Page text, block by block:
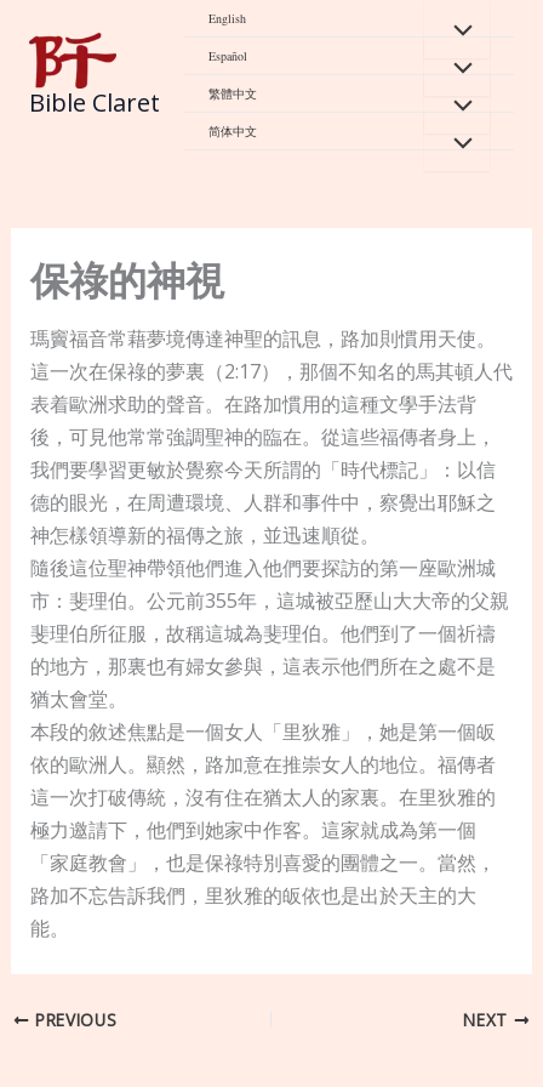
content
Bible Claret
English
Español
繁體中文
简体中文
保祿的神視
瑪竇福音常藉夢境傳達神聖的訊息，路加則慣用天使。
這一次在保祿的夢裏（2:17），那個不知名的馬其頓人代
表着歐洲求助的聲音。在路加慣用的這種文學手法背
後，可見他常常強調聖神的臨在。從這些福傳者身上，
我們要學習更敏於覺察今天所謂的「時代標記」：以信
德的眼光，在周遭環境、人群和事件中，察覺出耶穌之
神怎樣領導新的福傳之旅，並迅速順從。
隨後這位聖神帶領他們進入他們要探訪的第一座歐洲城
市：斐理伯。公元前355年，這城被亞歷山大大帝的父親
斐理伯所征服，故稱這城為斐理伯。他們到了一個祈禱
的地方，那裏也有婦女參與，這表示他們所在之處不是
猶太會堂。
本段的敘述焦點是一個女人「里狄雅」，她是第一個皈
依的歐洲人。顯然，路加意在推崇女人的地位。福傳者
這一次打破傳統，沒有住在猶太人的家裏。在里狄雅的
極力邀請下，他們到她家中作客。這家就成為第一個
「家庭教會」，也是保祿特別喜愛的團體之一。當然，
路加不忘告訴我們，里狄雅的皈依也是出於天主的大
能。
PREVIOUS NEXT